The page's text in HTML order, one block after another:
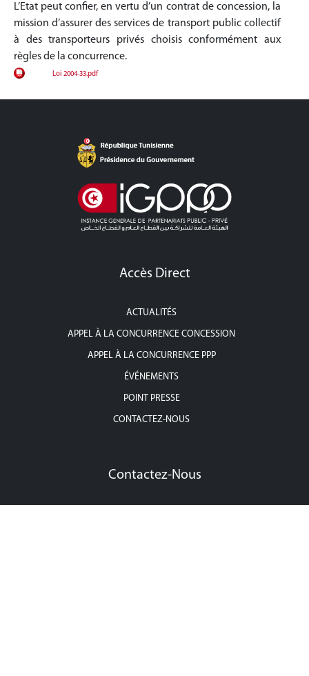
L’Etat peut confier, en vertu d’un contrat de concession, la
mission d’assurer des services de transport public collectif
à des transporteurs privés choisis conformément aux
règles de la concurrence.
Loi 2004-33.pdf
Accès Direct
ACTUALITÉS
APPEL À LA CONCURRENCE CONCESSION
APPEL À LA CONCURRENCE PPP
ÉVÉNEMENTS
POINT PRESSE
CONTACTEZ-NOUS
Contactez-Nous